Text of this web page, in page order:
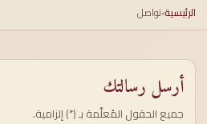
الرئيسية›تواصل
أرسل رسالتك
جميع الحقول المُعلَّمة بـ (*) إلزامية.